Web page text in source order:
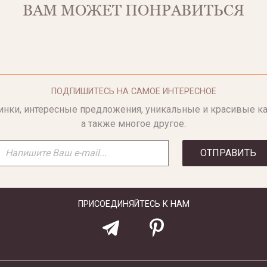
ВАМ МОЖЕТ ПОНРАВИТЬСЯ
ПОДПИШИТЕСЬ НА САМОЕ ИНТЕРЕСНОЕ
интересные предложения, уникальные и красивые
а также многое другое.
ОТПРАВИТЬ
ПРИСОЕДИНЯЙТЕСЬ К НАМ